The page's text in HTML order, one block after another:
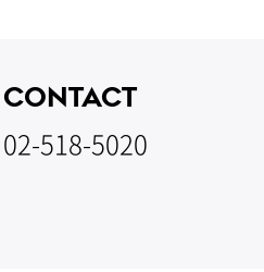
CONTACT
02-518-5020